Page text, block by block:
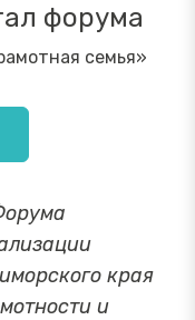
форума
семья»
края
и